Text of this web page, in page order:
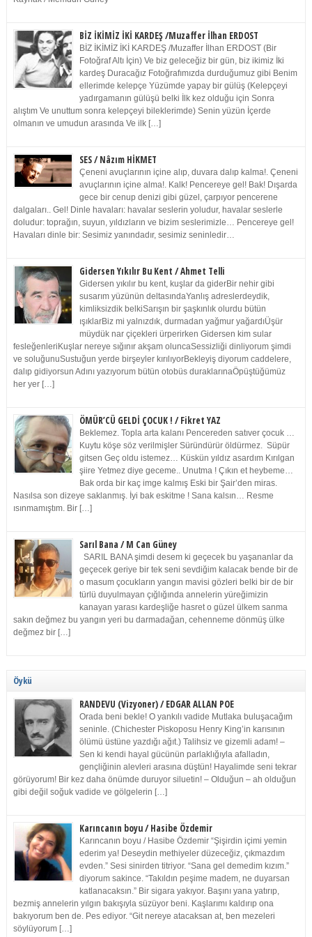
BİZ İKİMİZ İKİ KARDEŞ /Muzaffer İlhan ERDOST
BİZ İKİMİZ İKİ KARDEŞ /Muzaffer İlhan ERDOST (Bir
Fotoğraf Altı İçin) Ve biz geleceğiz bir gün, biz ikimiz İki
kardeş Duracağız Fotoğrafımızda durduğumuz gibi Benim
ellerimde kelepçe Yüzümde yapay bir gülüş (Kelepçeyi
yadırgamanın gülüşü belki İlk kez olduğu için Sonra
alıştım Ve unuttum sonra kelepçeyi bileklerimde) Senin yüzün İçerde
olmanın ve umudun arasında Ve ilk […]
SES / Nâzım HİKMET
Çeneni avuçlarının içine alıp, duvara dalıp kalma!. Çeneni
avuçlarının içine alma!. Kalk! Pencereye gel! Bak! Dışarda
gece bir cenup denizi gibi güzel, çarpıyor pencerene
dalgaları.. Gel! Dinle havaları: havalar seslerin yoludur, havalar seslerle
doludur: toprağın, suyun, yıldızların ve bizim seslerimizle… Pencereye gel!
Havaları dinle bir: Sesimiz yanındadır, sesimiz seninledir…
Gidersen Yıkılır Bu Kent / Ahmet Telli
Gidersen yıkılır bu kent, kuşlar da giderBir nehir gibi
susarım yüzünün deltasındaYanlış adreslerdeydik,
kimliksizdik belkiSarışın bir şaşkınlık olurdu bütün
ışıklarBiz mi yalnızdık, durmadan yağmur yağardıÜşür
müydük nar çiçekleri ürperirken Gidersen kim sular
fesleğenleriKuşlar nereye sığınır akşam oluncaSessizliği dinliyorum şimdi
ve soluğunuSustuğun yerde birşeyler kırılıyorBekleyiş diyorum caddelere,
dalıp gidiyorsun Adını yazıyorum bütün otobüs duraklarınaÖpüştüğümüz
her yer […]
ÖMÜR’CÜ GELDİ ÇOCUK ! / Fikret YAZ
Beklemez. Topla arta kalanı Pencereden satıver çocuk …
Kuytu köşe söz verilmişler Süründürür öldürmez. Süpür
gitsen Geç oldu istemez… Küskün yıldız asardım Kırılgan
şiire Yetmez diye geceme.. Unutma ! Çıkın et heybeme…
Bak orda bir kaç imge kalmış Eski bir Şair’den miras.
Nasılsa son dizeye saklanmış. İyi bak eskitme ! Sana kalsın… Resme
ısınmamıştım. Bir […]
Sarıl Bana / M Can Güney
SARIL BANA şimdi desem ki geçecek bu yaşananlar da
geçecek geriye bir tek seni sevdiğim kalacak bende bir de
o masum çocukların yangın mavisi gözleri belki bir de bir
türlü duyulmayan çığlığında annelerin yüreğimizin
kanayan yarası kardeşliğe hasret o güzel ülkem sanma
sakın değmez bu yangın yeri bu darmadağan, cehenneme dönmüş ülke
değmez bir […]
Öykü
RANDEVU (Vizyoner) / EDGAR ALLAN POE
Orada beni bekle! O yankılı vadide Mutlaka buluşacağım
seninle. (Chichester Piskoposu Henry King’in karısının
ölümü üstüne yazdığı ağıt.) Talihsiz ve gizemli adam! –
Sen ki kendi hayal gücünün parlaklığıyla afalladın,
gençliğinin alevleri arasına düştün! Hayalimde seni tekrar
görüyorum! Bir kez daha önümde duruyor siluetin! – Olduğun – ah olduğun
gibi değil soğuk vadide ve gölgelerin […]
Karıncanın boyu / Hasibe Özdemir
Karıncanın boyu / Hasibe Özdemir “Şişirdin içimi yemin
ederim ya! Deseydin methiyeler düzeceğiz, çıkmazdım
evden.” Sesi sinirden titriyor. “Sana gel demedim kızım.”
diyorum sakince. “Takıldın peşime madem, ne duyarsan
katlanacaksın.” Bir sigara yakıyor. Başını yana yatırıp,
bezmiş annelerin yılgın bakışıyla süzüyor beni. Kaşlarımı kaldırıp ona
bakıyorum ben de. Pes ediyor. “Git nereye atacaksan at, ben mezeleri
söylüyorum […]